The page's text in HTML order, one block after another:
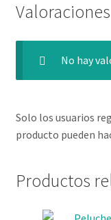
Valoraciones
No hay
Solo los usuarios
producto pueden
Productos